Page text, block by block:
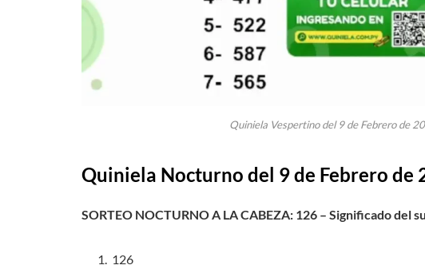
Quiniela Vespertino del 9 de Febrero de
Quiniela Nocturno del 9 de Febrero de
SORTEO NOCTURNO A LA CABEZA: 126 – Significado del
126